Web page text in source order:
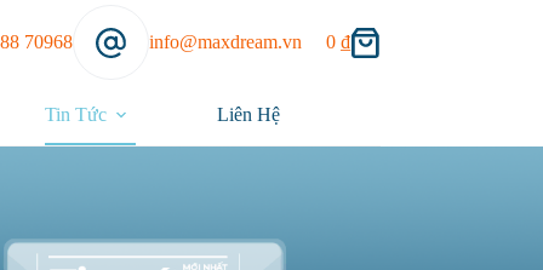
70968 info@maxdream.vn 0 ₫
Tin Tức Liên Hệ